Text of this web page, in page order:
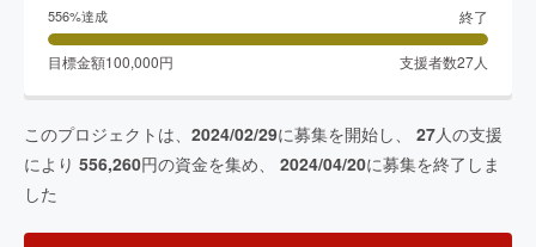
556%達成 終了
目標金額100,000円 支援者数27人
このプロジェクトは、 2024/02/29に募集を開始し、 27人の支援
により 556,260円の資金を集め、 2024/04/20に募集を終了しま
した